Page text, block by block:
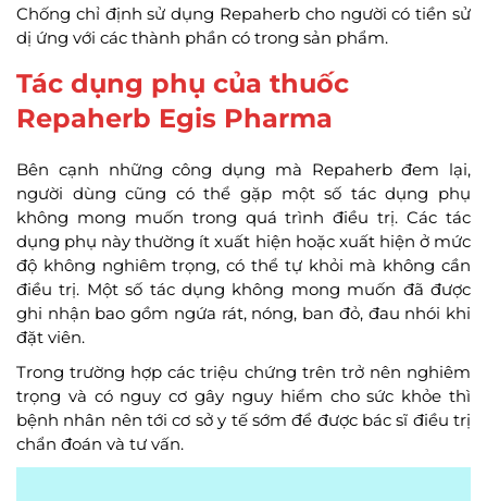
Chống chỉ định sử dụng Repaherb cho người có tiền sử
dị ứng với các thành phần có trong sản phẩm.
Tác dụng phụ của thuốc
Repaherb Egis Pharma
Bên cạnh những công dụng mà Repaherb đem lại,
người dùng cũng có thể gặp một số tác dụng phụ
không mong muốn trong quá trình điều trị. Các tác
dụng phụ này thường ít xuất hiện hoặc xuất hiện ở mức
độ không nghiêm trọng, có thể tự khỏi mà không cần
điều trị. Một số tác dụng không mong muốn đã được
ghi nhận bao gồm ngứa rát, nóng, ban đỏ, đau nhói khi
đặt viên.
Trong trường hợp các triệu chứng trên trở nên nghiêm
trọng và có nguy cơ gây nguy hiểm cho sức khỏe thì
bệnh nhân nên tới cơ sở y tế sớm để được bác sĩ điều trị
chẩn đoán và tư vấn.